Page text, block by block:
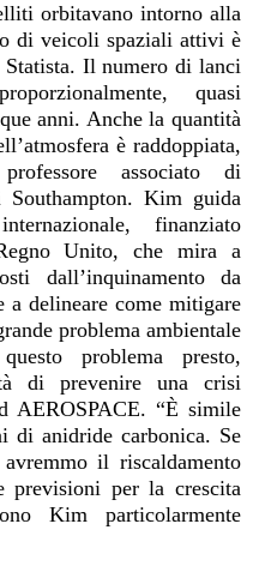
orbitavano intorno alla
di veicoli spaziali attivi è
Statista. Il numero di lanci
quasi
anni. Anche la quantità
è raddoppiata,
associato di
Southampton. Kim guida
finanziato
Unito, che mira a
dall’inquinamento da
delineare come mitigare
problema ambientale
problema presto,
di prevenire una crisi
AEROSPACE. “È simile
di anidride carbonica. Se
il riscaldamento
previsioni per la crescita
Kim particolarmente